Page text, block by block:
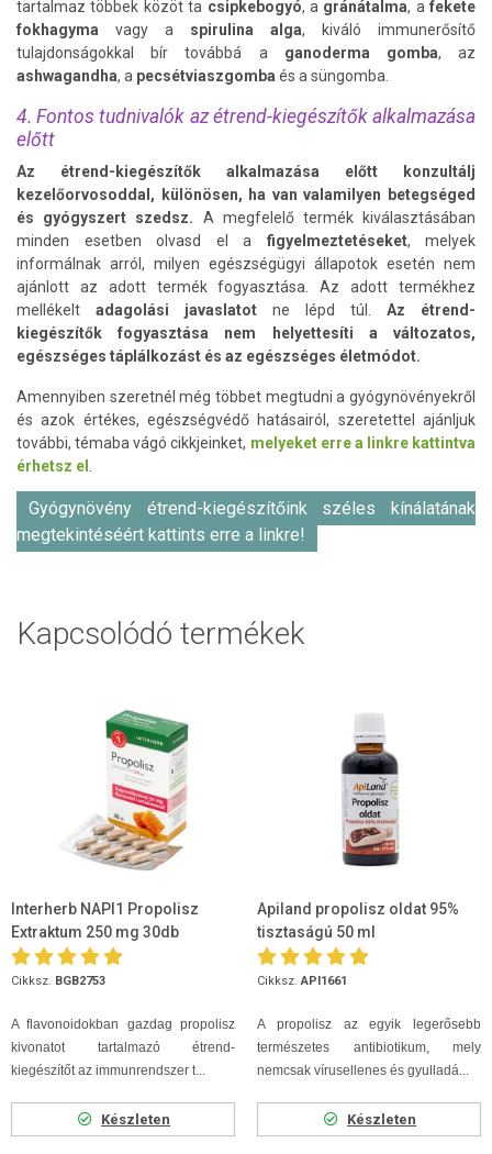
tartalmaz többek közöt ta csipkebogyó, a gránátalma, a fekete
fokhagyma vagy a spirulina alga, kiváló immunerősítő
tulajdonságokkal bír továbbá a ganoderma gomba, az
ashwagandha, a pecsétviaszgomba és a süngomba.
4. Fontos tudnivalók az étrend-kiegészítők alkalmazása
előtt
Az étrend-kiegészítők alkalmazása előtt konzultálj
kezelőorvosoddal, különösen, ha van valamilyen betegséged
és gyógyszert szedsz. A megfelelő termék kiválasztásában
minden esetben olvasd el a figyelmeztetéseket, melyek
informálnak arról, milyen egészségügyi állapotok esetén nem
ajánlott az adott termék fogyasztása. Az adott termékhez
mellékelt adagolási javaslatot ne lépd túl. Az étrend-
kiegészítők fogyasztása nem helyettesíti a változatos,
egészséges táplálkozást és az egészséges életmódot.
Amennyiben szeretnél még többet megtudni a gyógynövényekről
és azok értékes, egészségvédő hatásairól, szeretettel ajánljuk
további, témaba vágó cikkjeinket, melyeket erre a linkre kattintva
érhetsz el
Gyógynövény étrend-kiegészítőink széles kínálatának
megtekintéséért kattints erre a linkre!
Kapcsolódó termékek
Interherb NAPI1 Propolisz
Extraktum 250 mg 30db
Cikksz. BGB2753
A flavonoidokban gazdag propolisz
kivonatot tartalmazó étrend-
kiegészítőt az immunrendszer t...
Készleten
Apiland propolisz oldat 95%
tisztaságú 50 ml
Cikksz.API1661
A propolisz az egyik legerősebb
természetes antibiotikum, mely
nemcsak vírusellenes és gyulladá...
Készleten